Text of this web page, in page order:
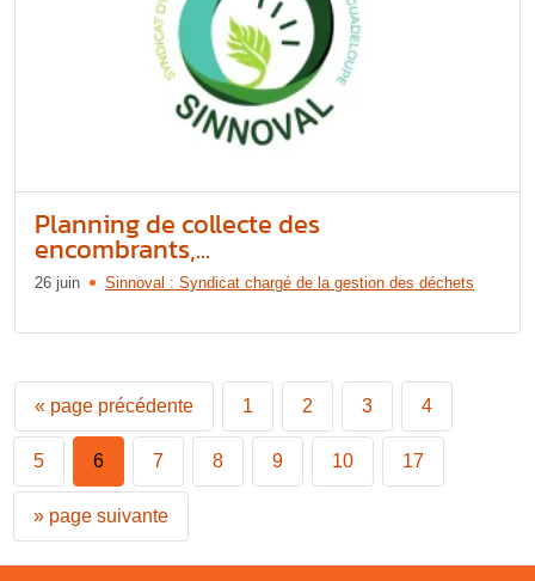
Planning de collecte des
encombrants,...
26 juin Sinnoval : Syndicat chargé de la gestion des déchets
« page précédente 1 2 3 4
5 6 7 8 9 10 17
» page suivante